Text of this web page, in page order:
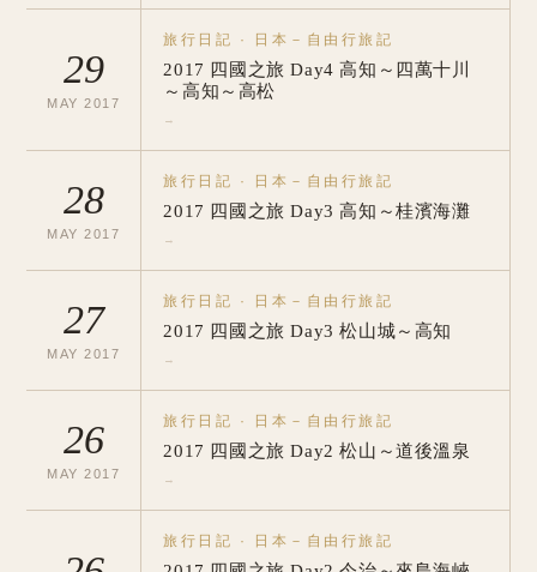
29
MAY 2017
旅行日記 · 日本－自由行旅記
2017 四國之旅 Day4 高知～四萬十川
～高知～高松
→
28
MAY 2017
旅行日記 · 日本－自由行旅記
2017 四國之旅 Day3 高知～桂濱海灘
→
27
MAY 2017
旅行日記 · 日本－自由行旅記
2017 四國之旅 Day3 松山城～高知
→
26
MAY 2017
旅行日記 · 日本－自由行旅記
2017 四國之旅 Day2 松山～道後溫泉
→
旅行日記 · 日本－自由行旅記